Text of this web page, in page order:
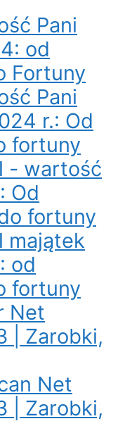
Pani
od
Fortuny
Pani
r.: Od
fortuny
- wartość
Od
fortuny
majątek
od
fortuny
Net
| Zarobki,
Net
| Zarobki,